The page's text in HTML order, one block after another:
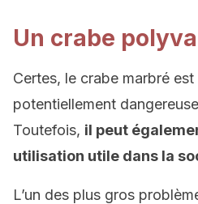
Un crabe
Certes, le crabe marbré
potentiellement
Toutefois, il peut
utilisation utile dans la
L’un des plus gros